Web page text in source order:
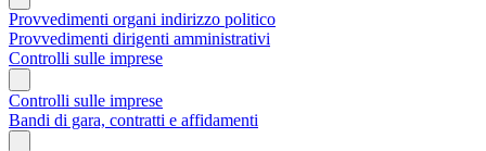
Provvedimenti organi indirizzo politico
Provvedimenti dirigenti amministrativi
Controlli sulle imprese
Controlli sulle imprese
Bandi di gara, contratti e affidamenti